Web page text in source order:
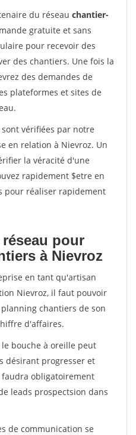
du réseau chantier-
gratuite et sans
pour recevoir des
des chantiers. Une fois la
des demandes de
plateformes et sites de
vérifiées par notre
en relation à Nievroz. Un
la véracité d'une
rapidement $etre en
pour réaliser rapidement
pour
à Nievroz
en tant qu'artisan
Nievroz, il faut pouvoir
chantiers de son
d'affaires.
bouche à oreille peut
désirant progresser et
obligatoirement
leads prospectsion dans
de communication se